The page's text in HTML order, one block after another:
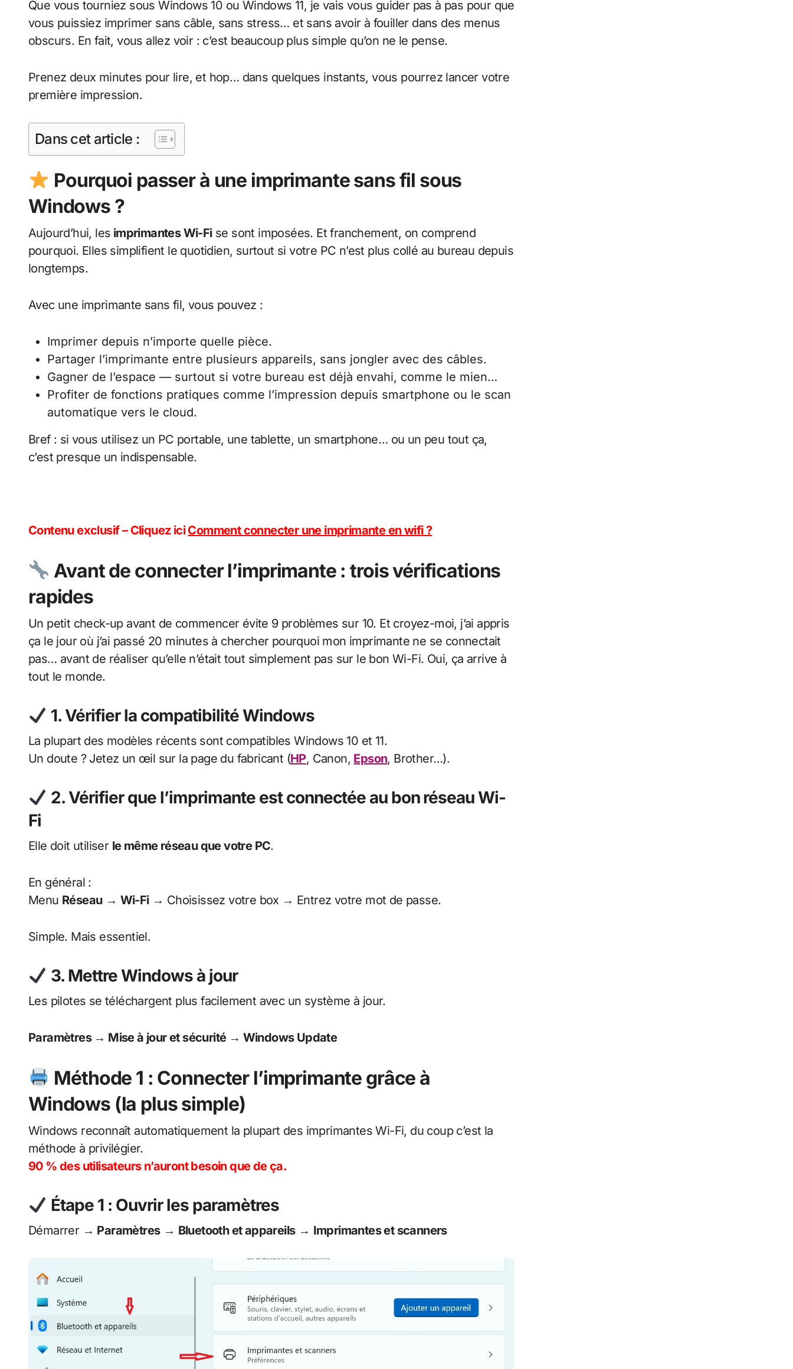
Que vous tourniez sous Windows 10 ou Windows 11, je vais vous guider pas à pas pour que
vous puissiez imprimer sans câble, sans stress… et sans avoir à fouiller dans des menus
obscurs. En fait, vous allez voir : c’est beaucoup plus simple qu’on ne le pense.
Prenez deux minutes pour lire, et hop… dans quelques instants, vous pourrez lancer votre
première impression.
Dans cet article :
Pourquoi passer à une imprimante sans fil sous
Windows ?
Aujourd’hui, les imprimantes Wi-Fise sont imposées. Et franchement, on comprend
pourquoi. Elles simplifient le quotidien, surtout si votre PC n’est plus collé au bureau depuis
longtemps.
Avec une imprimante sans fil, vous pouvez :
Imprimer depuis n’importe quelle pièce.
Partager l’imprimante entre plusieurs appareils, sans jongler avec des câbles.
Gagner de l’espace — surtout si votre bureau est déjà envahi, comme le mien…
Profiter de fonctions pratiques comme l’impression depuis smartphone ou le scan
automatique vers le cloud.
Bref : si vous utilisez un PC portable, une tablette, un smartphone… ou un peu tout ça,
c’est presque un indispensable.
Contenu exclusif – Cliquez iciComment connecter une imprimante en wifi ?
Avant de connecter l’imprimante : trois vérifications
rapides
Un petit check-up avant de commencer évite 9 problèmes sur 10. Et croyez-moi, j’ai appris
ça le jour où j’ai passé 20 minutes à chercher pourquoi mon imprimante ne se connectait
pas… avant de réaliser qu’elle n’était tout simplement pas sur le bon Wi-Fi. Oui, ça arrive à
tout le monde.
1. Vérifier la compatibilité Windows
La plupart des modèles récents sont compatibles Windows 10 et 11.
Un doute ? Jetez un œil sur la page du fabricant (HP, Canon, Epson, Brother…).
2. Vérifier que l’imprimante est connectée au bon réseau Wi-
Fi
Elle doit utiliser le même réseau que votre PC.
En général :
Menu Réseau→ Wi-Fi→ Choisissez votre box → Entrez votre mot de passe.
Simple. Mais essentiel.
3. Mettre Windows à jour
Les pilotes se téléchargent plus facilement avec un système à jour.
Paramètres → Mise à jour et sécurité → Windows Update
Méthode 1 : Connecter l’imprimante grâce à
Windows (la plus simple)
Windows reconnaît automatiquement la plupart des imprimantes Wi-Fi, du coup c’est la
méthode à privilégier.
90 % des utilisateurs n’auront besoin que de ça.
Étape 1 : Ouvrir les paramètres
Démarrer → Paramètres→ Bluetooth et appareils→ Imprimantes et scanners